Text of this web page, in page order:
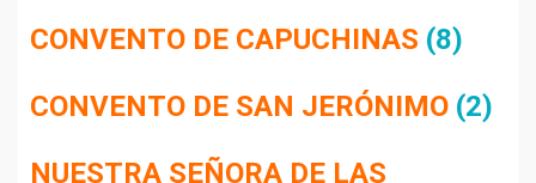
CONVENTO DE CAPUCHINAS (8)
CONVENTO DE SAN JERÓNIMO (2)
NUESTRA SEÑORA DE LAS